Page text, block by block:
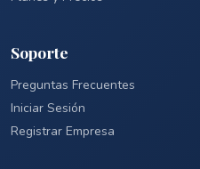
Soporte
Preguntas Frecuentes
Iniciar Sesión
Registrar Empresa